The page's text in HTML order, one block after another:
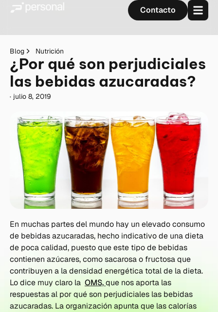
Contacto
Blog Nutrición
¿Por qué son perjudiciales
las bebidas azucaradas?
· julio 8, 2019
En muchas partes del mundo hay un elevado consumo
de bebidas azucaradas, hecho indicativo de una dieta
de poca calidad, puesto que este tipo de bebidas
contienen azúcares, como sacarosa o fructosa que
contribuyen a la densidad energética total de la dieta.
Lo dice muy claro la OMS,que nos aporta las
respuestas al por qué son perjudiciales las bebidas
azucaradas. La organización apunta que las calorías